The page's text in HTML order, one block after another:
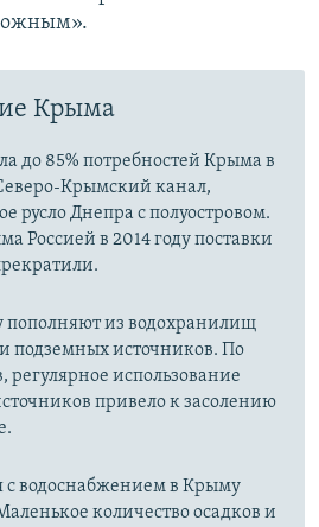
Крыма
до 85% потребностей Крыма в
Крымский канал,
русло Днепра с полуостровом.
Россией в 2014 году поставки
пополняют из водохранилищ
и подземных источников. По
регулярное использование
привело к засолению
с водоснабжением в Крыму
количество осадков и